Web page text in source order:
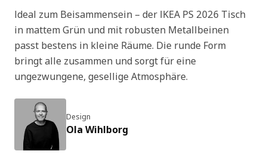
Ideal zum Beisammensein – der IKEA PS 2026 Tisch
in mattem Grün und mit robusten Metallbeinen
passt bestens in kleine Räume. Die runde Form
bringt alle zusammen und sorgt für eine
ungezwungene, gesellige Atmosphäre.
Design
Ola Wihlborg